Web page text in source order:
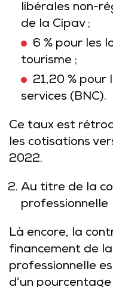
libérales non-
de la Cipav ;
6 % pour les
tourisme ;
21,20 %
services (BNC).
Ce taux est
les cotisations
2022.
Au titre de la
professionnelle
Là encore, la
financement de
professionnelle
d’un